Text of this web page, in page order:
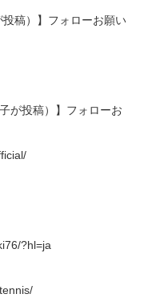
投稿）】フォローお願い
が投稿）】フォローお
?hl=ja